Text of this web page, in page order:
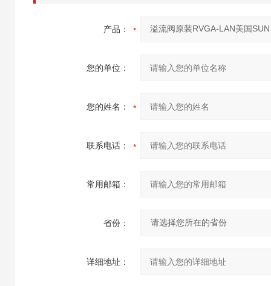
产品：
您的单位：
您的姓名：
联系电话：
常用邮箱：
省份：
详细地址：